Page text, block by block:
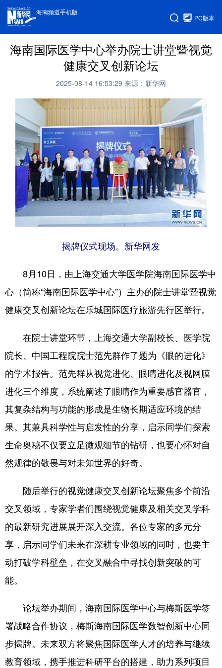
海南频道手机版
PC版本
海南国际医学中心举办院士讲堂暨视觉
健康交叉创新论坛
2025-08-14 16:53:29 来源：新华网
揭牌仪式现场。新华网发
8月10日，由上海交通大学医学院海南国际医学中
心（简称“海南国际医学中心”）主办的院士讲堂暨视觉
健康交叉创新论坛在乐城国际医疗旅游先行区举行。
在院士讲堂环节，上海交通大学副校长、医学院
院长、中国工程院院士范先群作了题为《眼的进化》
的学术报告。范先群从视觉进化、眼睛进化及视网膜
进化三个维度，系统阐述了眼睛作为重要感官器官，
其复杂结构与功能的形成是生物长期适应环境的结
果。其兼具科学性与启发性的分享，启示同学们探索
生命奥秘不仅要立足微观细节的钻研，也要心怀对自
然规律的敬畏与对未知世界的好奇。
随后举行的视觉健康交叉创新论坛聚焦多个前沿
交叉领域，专家学者们围绕视觉健康及相关交叉学科
的最新研究进展展开深入交流。各位专家的多元分
享，启示同学们未来在深耕专业领域的同时，也要主
动打破学科壁垒，在交叉融合中寻找创新突破的可
能。
论坛举办期间，海南国际医学中心与梅斯医学签
署战略合作协议，梅斯海南国际医学数智创新中心同
步揭牌。未来双方将聚焦国际医学人才的培养与继续
教育领域，携手推进科研平台的搭建，助力系列项目